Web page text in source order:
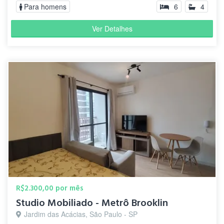
Para homens 6 4
Ver Detalhes
R$2.300,00 por mês
Studio Mobiliado - Metrô Brooklin
Jardim das Acácias, São Paulo - SP